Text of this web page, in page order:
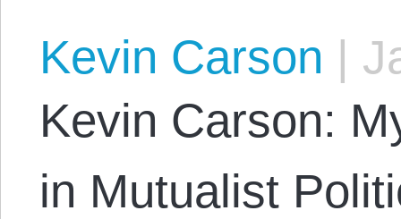
Kevin Carson |
Kevin Carson:
in Mutualist